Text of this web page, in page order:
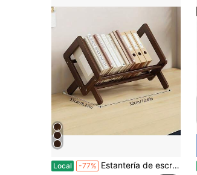
Local -77% Estantería de escritorio creativa de bambú para niños, estantería de almacenamiento sencilla, estantería pequeña de escritorio